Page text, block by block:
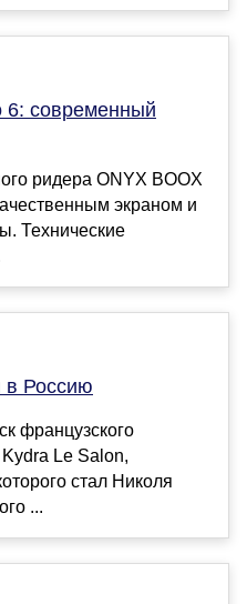
6: современный
ридера ONYX BOOX
экраном и
Технические
в Россию
французского
Kydra Le Salon,
стал Николя
...